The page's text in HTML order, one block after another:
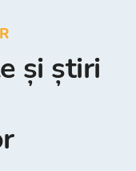
și știri